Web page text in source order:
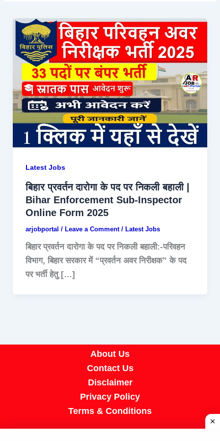
Latest Jobs
बिहार प्रवर्तन दारोगा के पद पर निकली बहाली |
Bihar Enforcement Sub-Inspector
Online Form 2025
arjobportal / Leave a Comment / Latest Jobs
बिहार प्रवर्तन दारोगा के पद पर निकली बहाली:-परिवहन
विभाग, बिहार सरकार में “प्रवर्तन अवर निरीक्षक” के पद
पर भर्ती हेतु […]
About Us
Contact Us
Disclaimer
Privacy Policy
Terms & Conditions